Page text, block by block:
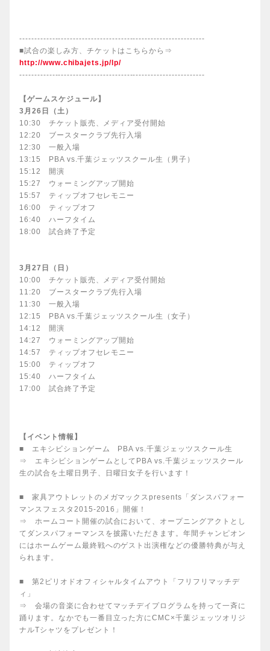
--------------------------------------------------------------
■試合の楽しみ方、チケットはこちらから⇒
http://www.chibajets.jp/lp/
--------------------------------------------------------------
【ゲームスケジュール】
3月26日（土）
10:30 チケット販売、メディア受付開始
12:20 ブースタークラブ先行入場
12:30 一般入場
13:15 PBA vs.千葉ジェッツスクール生（男子）
15:12 開演
15:27 ウォーミングアップ開始
15:57 ティップオフセレモニー
16:00 ティップオフ
16:40 ハーフタイム
18:00 試合終了予定
3月27日（日）
10:00 チケット販売、メディア受付開始
11:20 ブースタークラブ先行入場
11:30 一般入場
12:15 PBA vs.千葉ジェッツスクール生（女子）
14:12 開演
14:27 ウォーミングアップ開始
14:57 ティップオフセレモニー
15:00 ティップオフ
15:40 ハーフタイム
17:00 試合終了予定
【イベント情報】
■ エキシビションゲーム PBA vs.千葉ジェッツスクール生
⇒ エキシビションゲームとしてPBA vs.千葉ジェッツスクール
生の試合を土曜日男子、日曜日女子を行います！
■ 家具アウトレットのメガマックスpresents「ダンスパフォー
マンスフェスタ2015-2016」開催！
⇒ ホームコート開催の試合において、オープニングアクトとし
てダンスパフォーマンスを披露いただき ます。年間チャンピオン
にはホームゲーム最終戦へのゲスト出演権などの優勝特典が与え
られます。
■ 第2ピリオドオフィシャルタイムアウト「フリフリマッチデ
ィ」
⇒ 会場の音楽に合わせてマッチデイプログラムを持って一斉に
踊ります。なかでも一番目立った方にCMC×千葉ジェッツオリジ
ナルTシャツをプレゼント！